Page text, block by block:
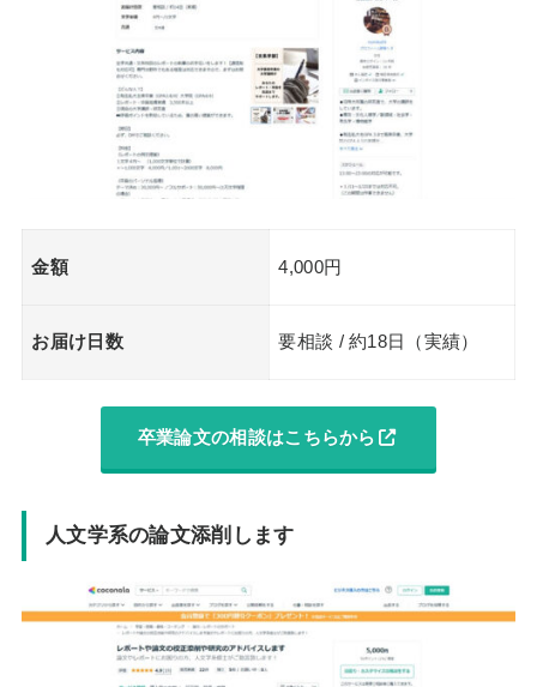
金額 4,000円
お届け日数 要相談 / 約18日（実績）
卒業論文の相談はこちらから
人文学系の論文添削します